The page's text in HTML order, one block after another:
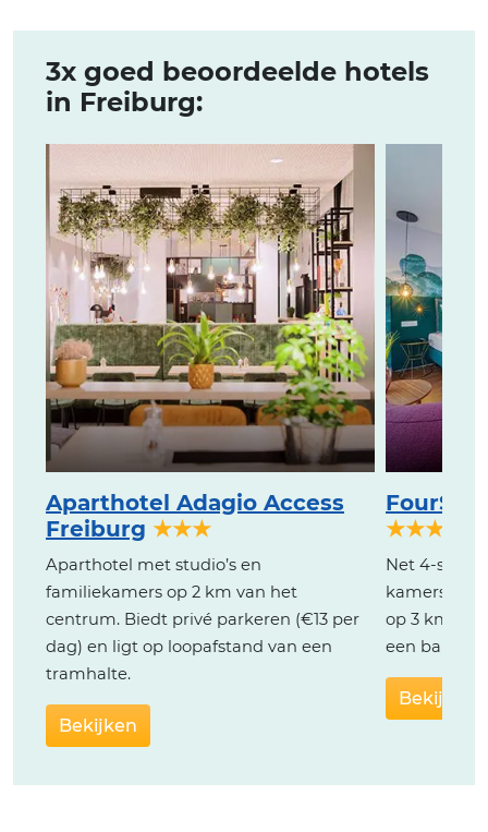
3x goed beoordeelde hotels
in Freiburg:
Aparthotel Adagio Access
Freiburg ★★★
Aparthotel met studio’s en
familiekamers op 2 km van het
centrum. Biedt privé parkeren (€13 per
dag) en ligt op loopafstand van een
tramhalte.
Bekijken
★★★★
Net 4-
kamers
op 3 km
een bar
Bekijken